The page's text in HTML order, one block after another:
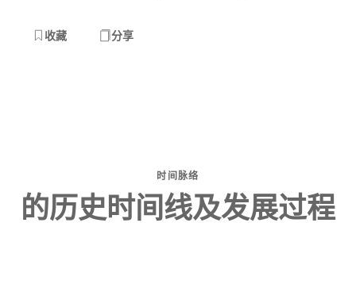
收藏 分享
时间脉络
的历史时间线及发展过程